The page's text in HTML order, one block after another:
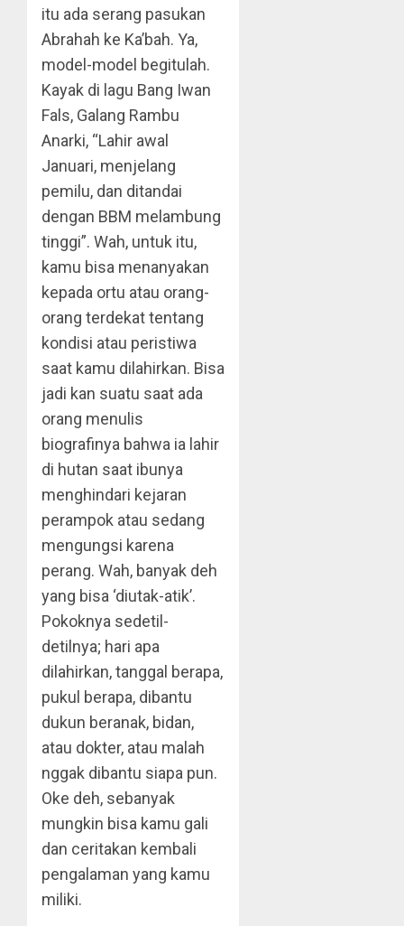
itu ada serang pasukan
Abrahah ke Ka’bah. Ya,
model-model begitulah.
Kayak di lagu Bang Iwan
Fals, Galang Rambu
Anarki, “Lahir awal
Januari, menjelang
pemilu, dan ditandai
dengan BBM melambung
tinggi”. Wah, untuk itu,
kamu bisa menanyakan
kepada ortu atau orang-
orang terdekat tentang
kondisi atau peristiwa
saat kamu dilahirkan. Bisa
jadi kan suatu saat ada
orang menulis
biografinya bahwa ia lahir
di hutan saat ibunya
menghindari kejaran
perampok atau sedang
mengungsi karena
perang. Wah, banyak deh
yang bisa ‘diutak-atik’.
Pokoknya sedetil-
detilnya; hari apa
dilahirkan, tanggal berapa,
pukul berapa, dibantu
dukun beranak, bidan,
atau dokter, atau malah
nggak dibantu siapa pun.
Oke deh, sebanyak
mungkin bisa kamu gali
dan ceritakan kembali
pengalaman yang kamu
miliki.